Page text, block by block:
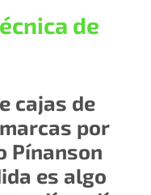
de
cajas de
por
Pínanson
es algo